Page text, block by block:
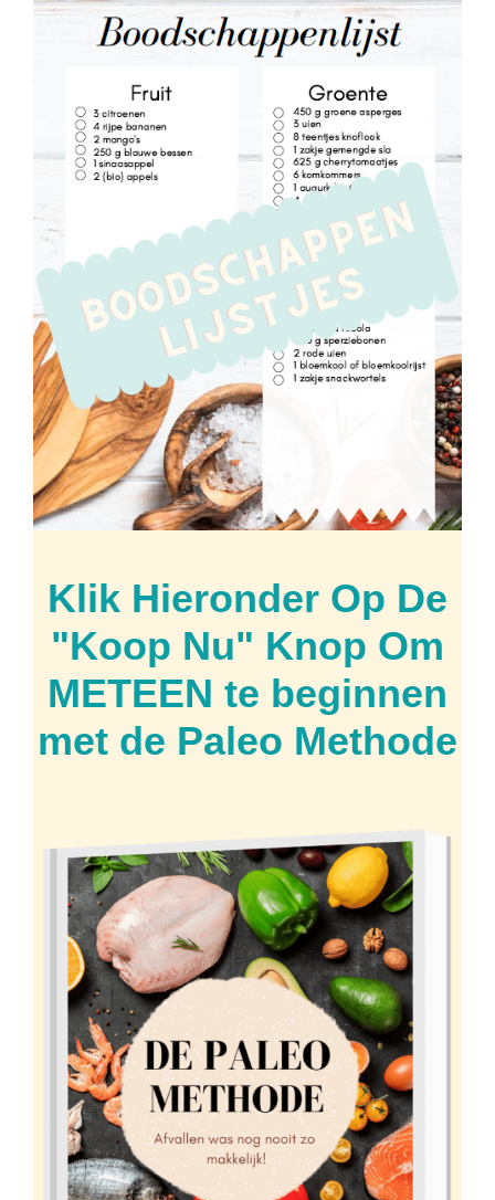
Klik Hieronder Op De
"Koop Nu" Knop Om
METEEN te beginnen
met de Paleo Methode